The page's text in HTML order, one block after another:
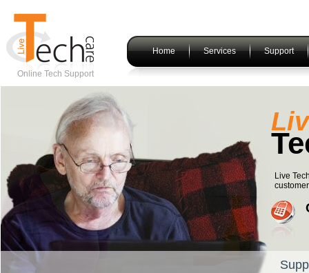
Online Tech Support
Home Services Support
Live